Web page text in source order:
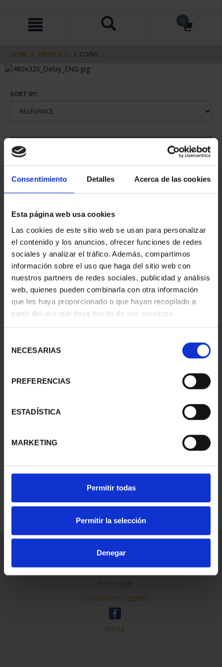
Consentimiento Detalles Acerca de las cookies
Esta página web usa cookies
Las cookies de este sitio web se usan para personalizar
el contenido y los anuncios, ofrecer funciones de redes
sociales y analizar el tráfico. Además, compartimos
información sobre el uso que haga del sitio web con
nuestros partners de redes sociales, publicidad y análisis
web, quienes pueden combinarla con otra información
que les haya proporcionado o que hayan recopilado a
partir del uso que haya hecho de sus servicios.
NECESARIAS
PREFERENCIAS
ESTADÍSTICA
MARKETING
Permitir todas
Permitir la selección
Denegar
navigation
0
HOME PRODUCTS COINS
SORT BY:
1 Products found
€3,093.00
REFINE
Contacto
Preguntas Frequentes (FAQs)
Aviso Legal
Condiciones Legales
Ayuda